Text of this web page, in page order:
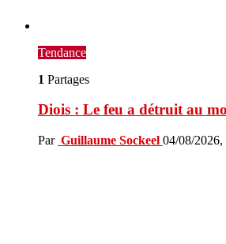
Tendance
1 Partages
Diois : Le feu a détruit au
Par Guillaume Sockeel 04/08/2026,